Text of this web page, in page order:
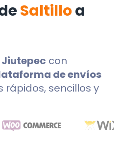
Saltilloa
Jiutepec con
de envíos
rápidos, sencillos y